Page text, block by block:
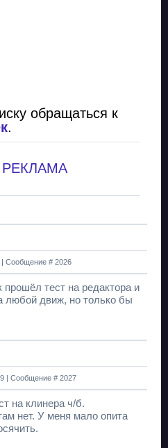
обращаться к
.
| Сообщение # 2026
тест на редактора и
любой движ, но только бы
| Сообщение # 2027
на клинера ч/б.
нет. У меня мало опита